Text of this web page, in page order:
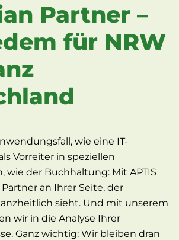
Partner –
für NRW
wie eine IT-
Vorreiter in speziellen
wie der Buchhaltung: Mit APTIS
an Ihrer Seite, der
sieht. Und mit unserem
wir in die Analyse Ihrer
Ganz wichtig: Wir bleiben dran